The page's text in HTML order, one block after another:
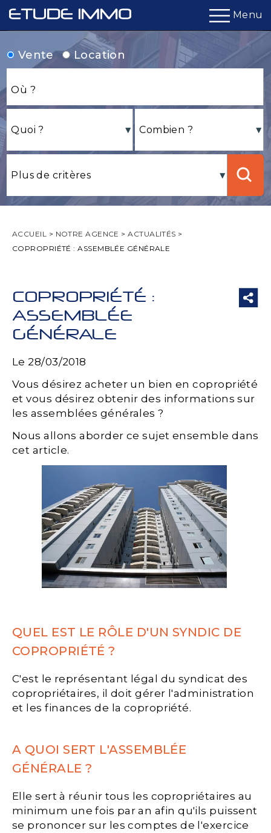
Menu
Vente Location
ACCUEIL > NOTRE AGENCE >ACTUALITÉS >
COPROPRIÉTÉ : ASSEMBLÉE GÉNÉRALE
COPROPRIÉTÉ :
ASSEMBLÉE
GÉNÉRALE
Le 28/03/2018
Vous désirez acheter un bien en copropriété
et vous désirez obtenir des informations sur
les assemblées générales ?
Nous allons aborder ce sujet ensemble dans
cet article.
QUEL EST LE RÔLE D'UN SYNDIC DE
COPROPRIÉTÉ ?
C'est le représentant légal du syndicat des
copropriétaires, il doit gérer l'administration
et les finances de la copropriété.
A QUOI SERT L'ASSEMBLÉE
GÉNÉRALE ?
Elle sert à réunir tous les copropriétaires au
minimum une fois par an afin qu'ils puissent
se prononcer sur les comptes de l'exercice